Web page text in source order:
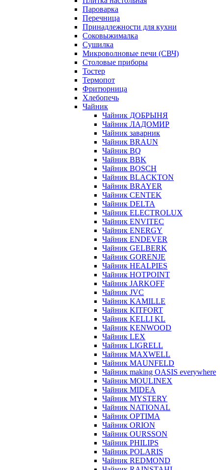
Пароварка
Перечница
Принадлежности для кухни
Соковыжималка
Сушилка
Микроволновые печи (СВЧ)
Столовые приборы
Тостер
Термопот
Фритюрница
Хлебопечь
Чайник
Чайник ДОБРЫНЯ
Чайник ЛАДОМИР
Чайник заварник
Чайник BRAUN
Чайник BQ
Чайник BBK
Чайник BOSCH
Чайник BLACKTON
Чайник BRAYER
Чайник CENTEK
Чайник DELTA
Чайник ELECTROLUX
Чайник ENVITEC
Чайник ENERGY
Чайник ENDEVER
Чайник GELBERK
Чайник GORENJE
Чайник HEALPIES
Чайник HOTPOINT
Чайник JARKOFF
Чайник JVC
Чайник KAMILLE
Чайник KITFORT
Чайник KELLI KL
Чайник KENWOOD
Чайник LEX
Чайник LIGRELL
Чайник MAXWELL
Чайник MAUNFELD
Чайник making OASIS everywhere
Чайник MOULINEX
Чайник MIDEA
Чайник MYSTERY
Чайник NATIONAL
Чайник OPTIMA
Чайник ORION
Чайник OURSSON
Чайник PHILIPS
Чайник POLARIS
Чайник REDMOND